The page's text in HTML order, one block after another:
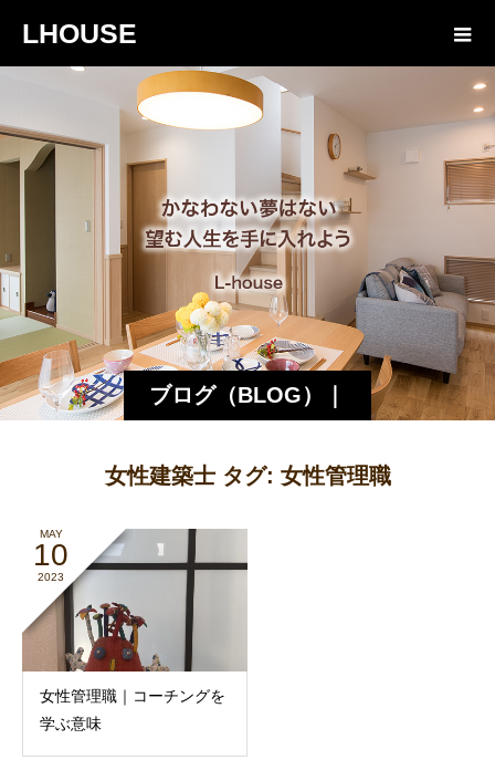
LHOUSE
ブログ（BLOG）｜
エルハウス
女性建築士 タグ: 女性管理職
MAY
10
2023
女性管理職｜コーチングを
学ぶ意味